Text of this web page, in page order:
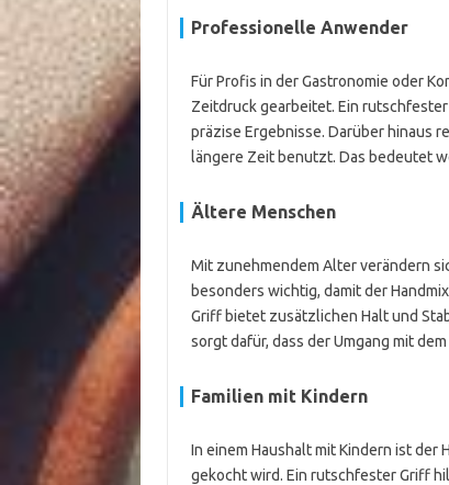
Professionelle Anwender
Für Profis in der Gastronomie oder
Zeitdruck gearbeitet. Ein
präzise Ergebnisse. Darüber hinaus
längere Zeit benutzt. Das bedeutet
Ältere Menschen
Mit zunehmendem Alter verändern
besonders wichtig, damit der
Griff bietet zusätzlichen Halt und
sorgt dafür, dass der Umgang mit
Familien mit Kindern
In einem Haushalt mit Kindern ist der
gekocht wird. Ein rutschfester Griff